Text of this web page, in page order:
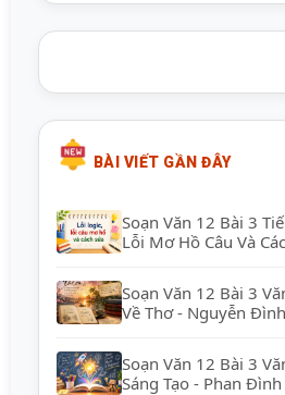
BÀI VIẾT GẦN ĐÂY
Soạn Văn 12 Bài 3
Lỗi Mơ Hồ Câu Và
Soạn Văn 12 Bài 3
Về Thơ - Nguyễn
Soạn Văn 12 Bài 3
Sáng Tạo - Phan